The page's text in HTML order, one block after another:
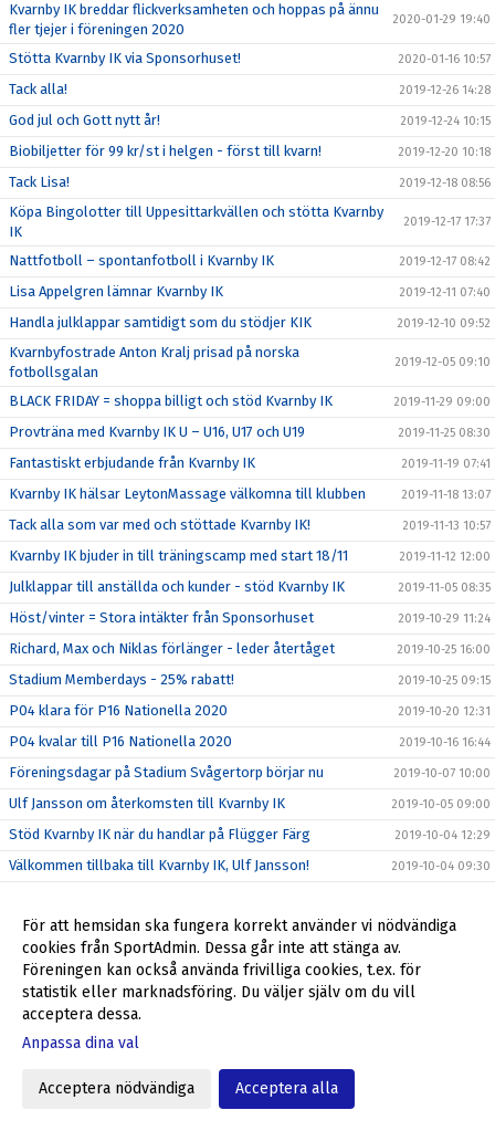
Kvarnby IK breddar flickverksamheten och hoppas på ännu
fler tjejer i föreningen 2020
2020-01-29 19:40
Stötta Kvarnby IK via Sponsorhuset! 2020-01-16 10:57
Tack alla! 2019-12-26 14:28
God jul och Gott nytt år! 2019-12-24 10:15
Biobiljetter för 99 kr/st i helgen - först till kvarn! 2019-12-20 10:18
Tack Lisa! 2019-12-18 08:56
Köpa Bingolotter till Uppesittarkvällen och stötta Kvarnby
IK
2019-12-17 17:37
Nattfotboll – spontanfotboll i Kvarnby IK 2019-12-17 08:42
Lisa Appelgren lämnar Kvarnby IK 2019-12-11 07:40
Handla julklappar samtidigt som du stödjer KIK 2019-12-10 09:52
Kvarnbyfostrade Anton Kralj prisad på norska
fotbollsgalan
2019-12-05 09:10
BLACK FRIDAY = shoppa billigt och stöd Kvarnby IK 2019-11-29 09:00
Provträna med Kvarnby IK U – U16, U17 och U19 2019-11-25 08:30
Fantastiskt erbjudande från Kvarnby IK 2019-11-19 07:41
Kvarnby IK hälsar LeytonMassage välkomna till klubben 2019-11-18 13:07
Tack alla som var med och stöttade Kvarnby IK! 2019-11-13 10:57
Kvarnby IK bjuder in till träningscamp med start 18/11 2019-11-12 12:00
Julklappar till anställda och kunder - stöd Kvarnby IK 2019-11-05 08:35
Höst/vinter = Stora intäkter från Sponsorhuset 2019-10-29 11:24
Richard, Max och Niklas förlänger - leder återtåget 2019-10-25 16:00
Stadium Memberdays - 25% rabatt! 2019-10-25 09:15
P04 klara för P16 Nationella 2020 2019-10-20 12:31
P04 kvalar till P16 Nationella 2020 2019-10-16 16:44
Föreningsdagar på Stadium Svågertorp börjar nu 2019-10-07 10:00
Ulf Jansson om återkomsten till Kvarnby IK 2019-10-05 09:00
Stöd Kvarnby IK när du handlar på Flügger Färg 2019-10-04 12:29
Välkommen tillbaka till Kvarnby IK, Ulf Jansson! 2019-10-04 09:30
Fantastiskt erbjudande från Kvarnby IK 2019-09-23 10:20
Min Fotboll - den nya appen i svensk fotboll
ALLA SKA SE! 2019-09-12 09:46
SUPERWEEK = mer pengar till dig och Kvarnby IK
Veokameran är här!
Är du vår nya medarbetare?
Stort, stort tack för allt Lisa Appelgren!
För att hemsidan ska fungera korrekt använder vi nödvändiga
cookies från SportAdmin. Dessa går inte att stänga av.
Föreningen kan också använda frivilliga cookies, t.ex. för
statistik eller marknadsföring. Du väljer själv om du vill
acceptera dessa.
Anpassa dina val
Acceptera nödvändiga Acceptera alla